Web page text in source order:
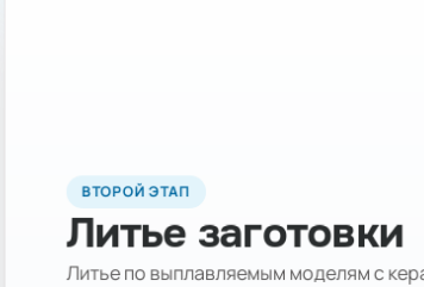
ВТОРОЙ ЭТАП
Литье заготовки
Литье по выплавляемым моделям с